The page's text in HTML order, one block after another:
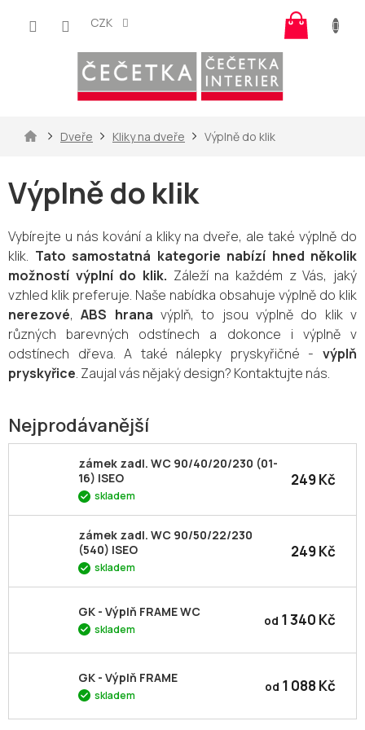
CZK
košík
DomůDveře Kliky na dveře Výplně do klik
Výplně do klik
Vybírejte u nás kování a kliky na dveře, ale také výplně do
klik. Tato samostatná kategorie nabízí hned několik
možností výplní do klik. Záleží na každém z Vás, jaký
vzhled klik preferuje. Naše nabídka obsahuje výplně do klik
nerezové,ABS hrana výplň, to jsou výplně do klik v
různých barevných odstínech a dokonce i výplně v
odstínech dřeva. A také nálepky pryskyřičné - výplň
pryskyřice. Zaujal vás nějaký design? Kontaktujte nás.
Nejprodávanější
zámek zadl. WC 90/40/20/230 (01-
16) ISEO
skladem
249 Kč
zámek zadl. WC 90/50/22/230
(540) ISEO
skladem
249 Kč
GK - Výplň FRAME WC
skladem
od 1 340 Kč
GK - Výplň FRAME
skladem
od 1 088 Kč